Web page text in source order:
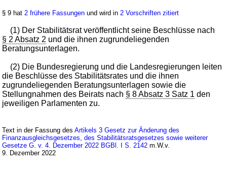
§ 9 hat 2 frühere Fassungen und wird in 2 Vorschriften zitiert
(1) Der Stabilitätsrat veröffentlicht seine Beschlüsse nach
§ 2 Absatz 2 und die ihnen zugrundeliegenden
Beratungsunterlagen.
(2) Die Bundesregierung und die Landesregierungen leiten
die Beschlüsse des Stabilitätsrates und die ihnen
zugrundeliegenden Beratungsunterlagen sowie die
Stellungnahmen des Beirats nach § 8 Absatz 3 Satz 1 den
jeweiligen Parlamenten zu.
Text in der Fassung desArtikels 3 Gesetz zur Änderung des
Finanzausgleichsgesetzes, des Stabilitätsratsgesetzes sowie weiterer
Gesetze G. v. 4. Dezember 2022 BGBl. I S. 2142 m.W.v.
9. Dezember 2022